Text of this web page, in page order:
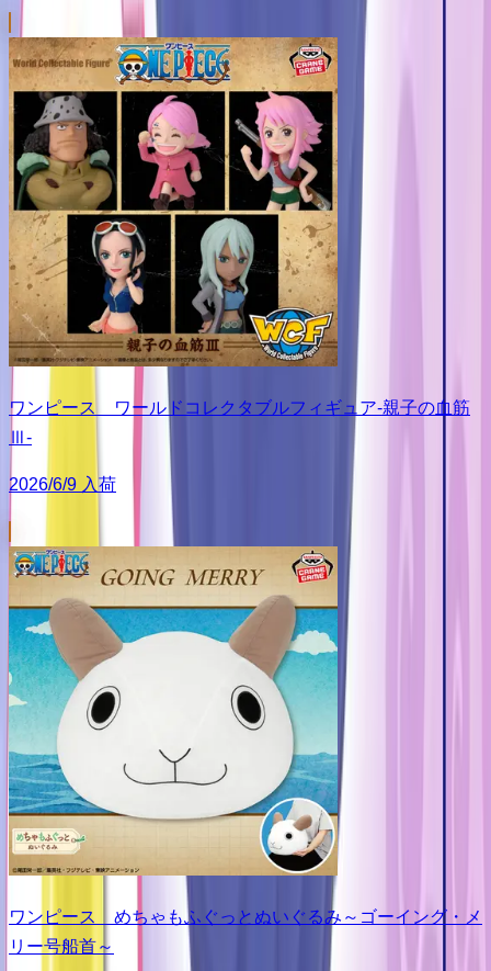
ワンピース ワールドコレクタブルフィギュア-親子の血筋
Ⅲ-
2026/6/9 入荷
ワンピース めちゃもふぐっとぬいぐるみ～ゴーイング・メ
リー号船首～